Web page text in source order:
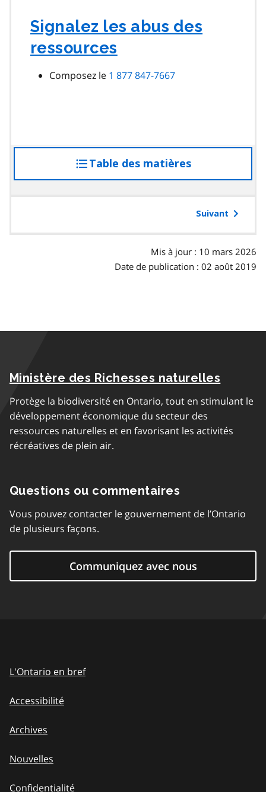
Signalez les abus des
ressources
Composez le 1 877 847-7667
Table des matières
à
table
matières
Suivant
Mis à jour : 10 mars 2026
Date de publication : 02 août 2019
Ministère des Richesses naturelles
Protège la biodiversité en Ontario, tout en stimulant le
développement économique du secteur des
ressources naturelles et en favorisant les activités
récréatives de plein air.
Questions ou commentaires
Vous pouvez contacter le gouvernement de l’Ontario
de plusieurs façons.
Communiquez avec nous
L'Ontario en bref
Accessibilité
Archives
Nouvelles
Confidentialité